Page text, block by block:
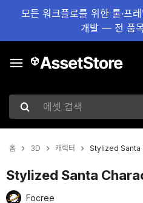
모든 워크플로를 위한 툴·프
개발 — 전 품
에셋 검색
홈 3D 캐릭터 Stylized
Stylized Santa
Focree